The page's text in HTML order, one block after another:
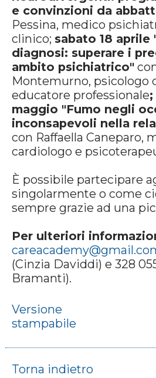
e convinzioni da
Pessina, medico
clinico; sabato 18 aprile
diagnosi: superare i
ambito psichiatrico"
Montemurno, psicologo
educatore professionale
maggio "Fumo negli
inconsapevoli nella
con Raffaella Caneparo,
cardiologo e
È possibile partecipare
singolarmente o come
sempre grazie ad una
Per ulteriori
(Cinzia Daviddi) e 328
Bramanti).
Versione
stampabile
Torna indietro